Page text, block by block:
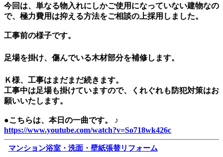
今回は、単なる物入れにしかご使用になっていない建物なの
で、極力費用は抑える方法をご相談の上採用しました。
工事前の様子です。
足場を掛け、傷んでいる木材部分を補修します。
Ｋ様、工事はまだまだ続きます。
工事中は足場も掛けていますので、くれぐれも防犯対策はお
願いいたします。
●こちらは、本日の一曲です。 ♪
https://www.youtube.com/watch?v=So718wk426c
マンション浴室・洗面・壁紙張替リフォーム